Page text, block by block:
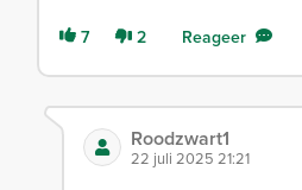
7 2 Reageer
Roodzwart1
22 juli 2025 21:21